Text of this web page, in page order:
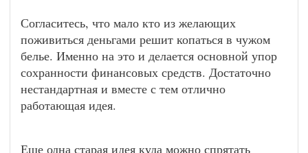
Согласитесь, что мало кто из желающих
поживиться деньгами решит копаться в чужом
белье. Именно на это и делается основной упор
сохранности финансовых средств. Достаточно
нестандартная и вместе с тем отлично
работающая идея.
Еще одна старая идея куда можно спрятать